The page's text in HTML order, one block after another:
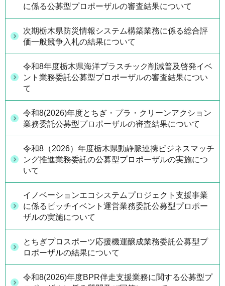
に係る公募型プロポーザルの審査結果について
次期栃木県防災情報システム構築業務に係る総合評
価一般競争入札の結果について
令和8年度栃木県海洋プラスチック削減普及啓発イベ
ント業務委託公募型プロポーザルの審査結果につい
て
令和8(2026)年度とちぎ・プラ・クリーンアクション
業務委託公募型プロポーザルの審査結果について
令和8（2026）年度栃木県動静脈連携ビジネスマッチ
ング推進業務委託の公募型プロポーザルの実施につ
いて
イノベーションエコシステムプロジェクト支援事業
に係るピッチイベント運営業務委託公募型プロポー
ザルの実施について
とちぎプロスポーツ応援機運醸成業務委託公募型プ
ロポーザルの結果について
令和8(2026)年度BPR伴走支援業務に関する公募型プ